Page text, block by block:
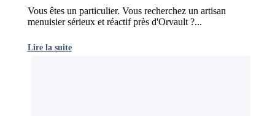
Vous êtes un particulier. Vous recherchez un artisan
menuisier sérieux et réactif près d'Orvault ?...
Lire la suite